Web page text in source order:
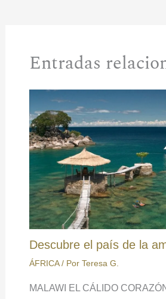
Entradas
Descubre el país de la
ÁFRICA/ Por Teresa G.
MALAWI EL CÁLIDO